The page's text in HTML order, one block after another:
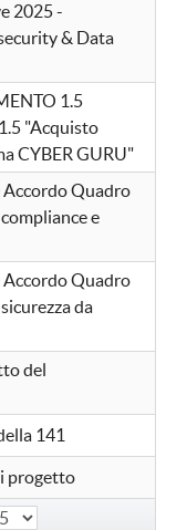
2025 -
& Data
1.5
"Acquisto
CYBER GURU"
Quadro
e
Quadro
da
del
141
progetto